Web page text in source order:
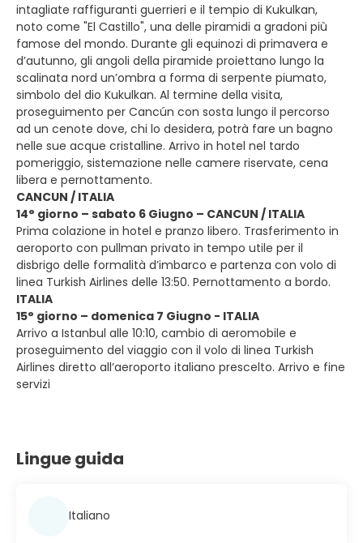
intagliate raffiguranti guerrieri e il tempio di Kukulkan,
noto come "El Castillo", una delle piramidi a gradoni più
famose del mondo. Durante gli equinozi di primavera e
d’autunno, gli angoli della piramide proiettano lungo la
scalinata nord un’ombra a forma di serpente piumato,
simbolo del dio Kukulkan. Al termine della visita,
proseguimento per Cancún con sosta lungo il percorso
ad un cenote dove, chi lo desidera, potrà fare un bagno
nelle sue acque cristalline. Arrivo in hotel nel tardo
pomeriggio, sistemazione nelle camere riservate, cena
libera e pernottamento.
CANCUN / ITALIA
14° giorno – sabato 6 Giugno – CANCUN / ITALIA
Prima colazione in hotel e pranzo libero. Trasferimento in
aeroporto con pullman privato in tempo utile per il
disbrigo delle formalità d’imbarco e partenza con volo di
linea Turkish Airlines delle 13:50. Pernottamento a bordo.
ITALIA
15° giorno – domenica 7 Giugno - ITALIA
Arrivo a Istanbul alle 10:10, cambio di aeromobile e
proseguimento del viaggio con il volo di linea Turkish
Airlines diretto all’aeroporto italiano prescelto. Arrivo e fine
servizi
Lingue guida
Italiano